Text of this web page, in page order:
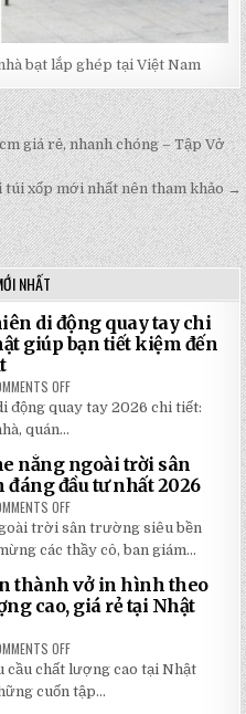
bạt lắp ghép tại Việt Nam
giá rẻ, nhanh chóng – Tập Vở
túi xốp mới nhất nên tham khảo →
NHẤT
di động quay tay chi
giúp bạn tiết kiệm đến
OFF
BẢNG
GIÁ
ĐỘNG
QUAY
TAY
TIẾT
2026:
5
BÍ
MẬT
GIÚP
BẠN
TIẾT
KHI
LẮP
ĐẶT
động quay tay 2026 chi tiết:
quán...
nắng ngoài trời sân
đáng đầu tư nhất 2026
OFF
TOP
5
LOẠI
DÙ
CHE
NẮNG
NGOÀI
TRỜI
BỀN
ĐÁNG
ĐẦU
trời sân trường siêu bền
các thầy cô, ban giám...
thành vở in hình theo
cao, giá rẻ tại Nhật
OFF
CHỈ
24H
ĐỂ
HOÀN
cầu chất lượng cao tại Nhật
cuốn tập...